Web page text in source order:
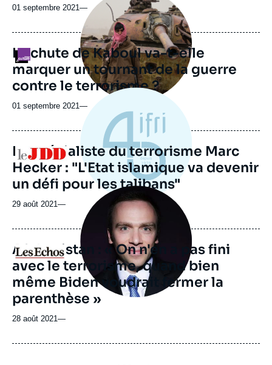
01 septembre 2021—
Logo
principale
médiatique
La chute de Kaboul va-t-elle
marquer un tournant de la guerre
contre le terrorisme ?
01 septembre 2021—
Logo
Le spécialiste du terrorisme Marc
Hecker : "L'Etat islamique va devenir
un défi pour les talibans"
29 août 2021—
Logo
Image
principale
médiatique
Afghanistan : ​« On n'en a pas fini
avec le terrorisme, quand bien
même Biden voudrait fermer la
parenthèse »
28 août 2021—